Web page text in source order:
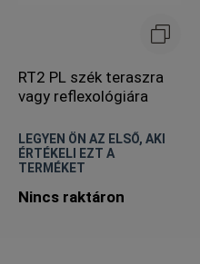
RT2 PL szék teraszra
vagy reflexológiára
LEGYEN ÖN AZ ELSŐ, AKI
ÉRTÉKELI EZT A
TERMÉKET
Nincs raktáron